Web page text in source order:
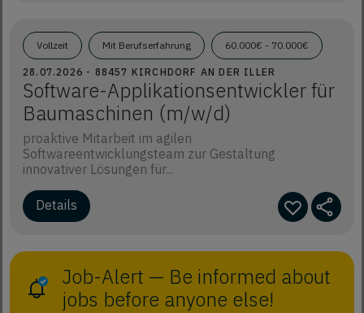
Vollzeit Mit Berufserfahrung 60.000€ - 70.000€
28.07.2026 - 88457 KIRCHDORF AN DER ILLER
Software-Applikationsentwickler für
Baumaschinen (m/w/d)
proaktive Mitarbeit im agilen
Softwareentwicklungsteam zur Gestaltung
innovativer Lösungen für...
Details
Job-Alert — Be informed about
jobs before anyone else!